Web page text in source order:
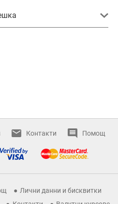
Контакти Помощ
Лични данни и бисквитки